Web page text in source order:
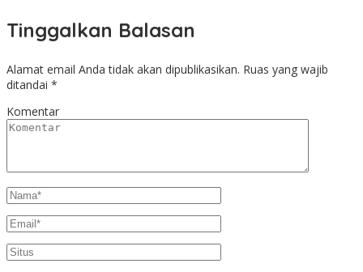
Tinggalkan Balasan
Alamat email Anda tidak akan dipublikasikan. Ruas yang wajib
ditandai *
Komentar